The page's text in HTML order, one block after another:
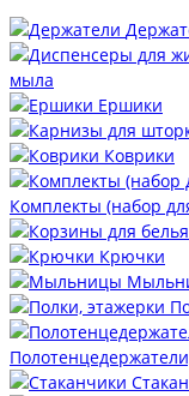
мыла
Ершики
Коврики
Комплекты (набор
Крючки